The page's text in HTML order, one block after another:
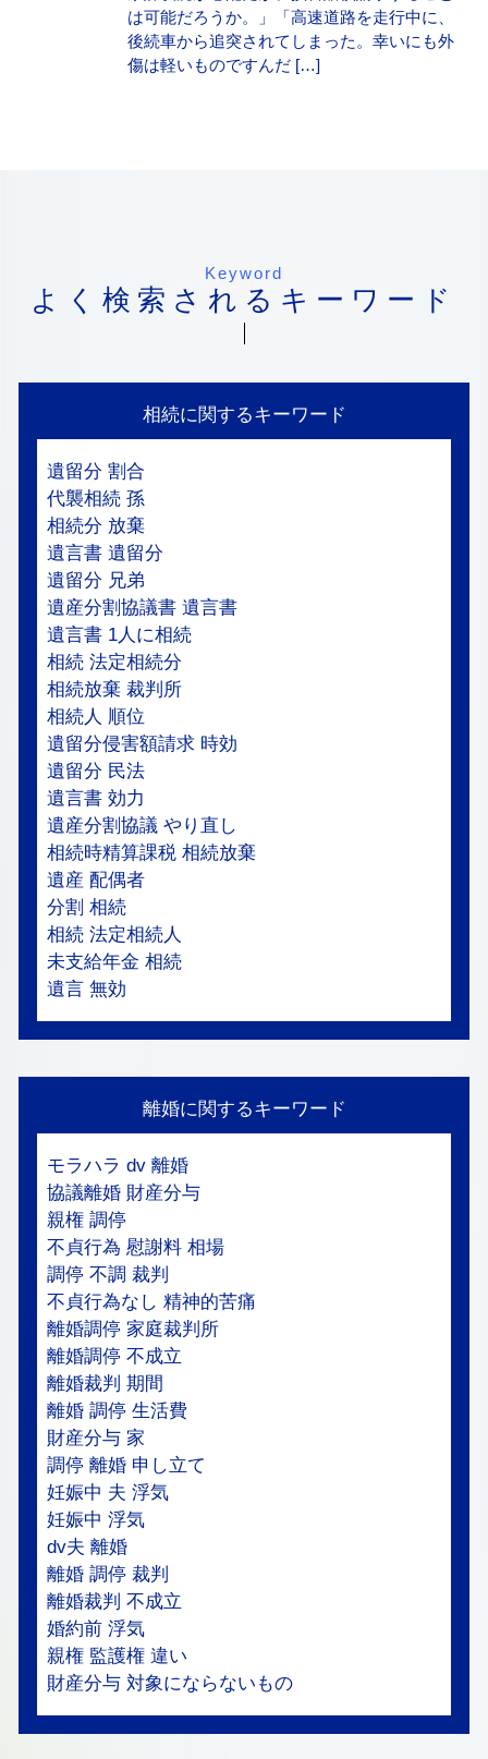
は可能だろうか。」「高速道路を走行中に、
後続車から追突されてしまった。幸いにも外
傷は軽いものですんだ […]
Keyword
よく検索されるキーワード
相続に関するキーワード
遺留分 割合
代襲相続 孫
相続分 放棄
遺言書 遺留分
遺留分 兄弟
遺産分割協議書 遺言書
遺言書 1人に相続
相続 法定相続分
相続放棄 裁判所
相続人 順位
遺留分侵害額請求 時効
遺留分 民法
遺言書 効力
遺産分割協議 やり直し
相続時精算課税 相続放棄
遺産 配偶者
分割 相続
相続 法定相続人
未支給年金 相続
遺言 無効
離婚に関するキーワード
モラハラ dv 離婚
協議離婚 財産分与
親権 調停
不貞行為 慰謝料 相場
調停 不調 裁判
不貞行為なし 精神的苦痛
離婚調停 家庭裁判所
離婚調停 不成立
離婚裁判 期間
離婚 調停 生活費
財産分与 家
調停 離婚 申し立て
妊娠中 夫 浮気
妊娠中 浮気
dv夫 離婚
離婚 調停 裁判
離婚裁判 不成立
婚約前 浮気
親権 監護権 違い
財産分与 対象にならないもの